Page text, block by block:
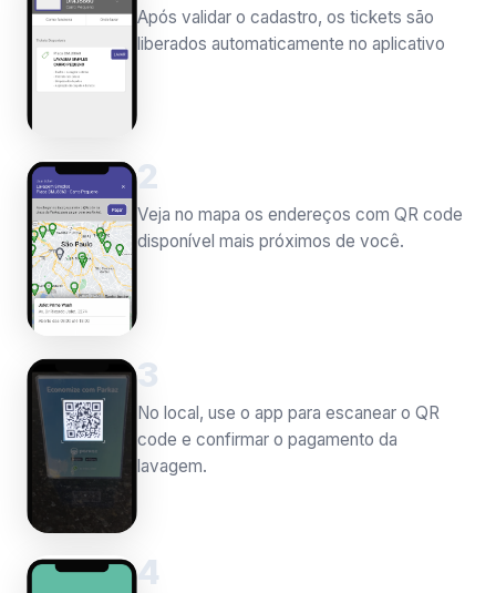
Após validar o cadastro, os tickets são
liberados automaticamente no aplicativo
2
Veja no mapa os endereços com QR code
disponível mais próximos de você.
3
No local, use o app para escanear o QR
code e confirmar o pagamento da
lavagem.
4